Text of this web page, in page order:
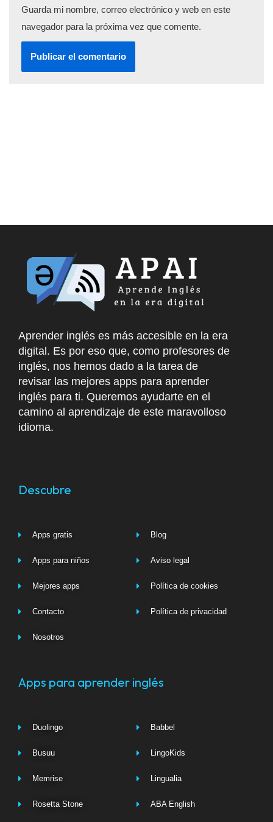
Guarda mi nombre, correo electrónico y web en este
navegador para la próxima vez que comente.
Aprender inglés es más accesible en la era
digital. Es por eso que, como profesores de
inglés, nos hemos dado a la tarea de
revisar las mejores apps para aprender
inglés para ti. Queremos ayudarte en el
camino al aprendizaje de este maravolloso
idioma.
Descubre
Apps gratis
Apps para niños
Mejores apps
Contacto
Nosotros
Blog
Aviso legal
Política de cookies
Política de privacidad
Apps para aprender inglés
Duolingo
Busuu
Memrise
Rosetta Stone
Babbel
LingoKids
Lingualia
ABA English